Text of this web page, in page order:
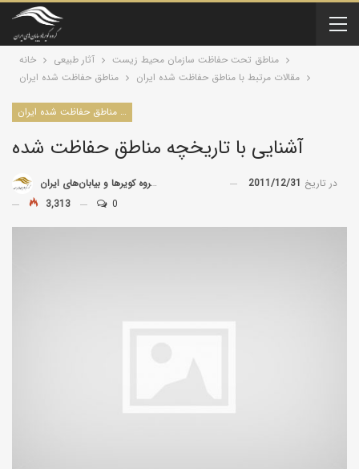
خانه آثار طبیعی
مناطق تحت حفاظت سازمان محیط زیست
مناطق حفاظت شده ایران
مقالات مرتبط با مناطق حفاظت شده ایران
مقالات مرتبط با مناطق حفاظت شده ایران
آشنایی با تاریخچه مناطق حفاظت شده
توسط گروه کویرها و بیابان‌های ایران در تاریخ 2011/12/31
3,313
0